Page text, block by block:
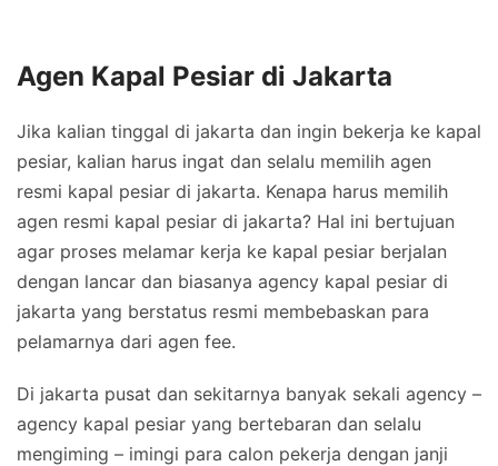
Agen Kapal Pesiar di Jakarta
Jika kalian tinggal di jakarta dan ingin bekerja ke kapal
pesiar, kalian harus ingat dan selalu memilih agen
resmi kapal pesiar di jakarta. Kenapa harus memilih
agen resmi kapal pesiar di jakarta? Hal ini bertujuan
agar proses melamar kerja ke kapal pesiar berjalan
dengan lancar dan biasanya agency kapal pesiar di
jakarta yang berstatus resmi membebaskan para
pelamarnya dari agen fee.
Di jakarta pusat dan sekitarnya banyak sekali agency –
agency kapal pesiar yang bertebaran dan selalu
mengiming – imingi para calon pekerja dengan janji